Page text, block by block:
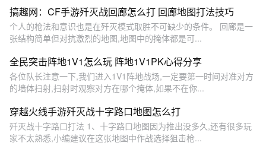
搞趣网：CF手游歼灭战回廊怎么打 回廊地图打法技巧
个人的枪法和意识也是在歼灭模式取胜不可缺少的条件。 回廊是一
张结构简单但对抗激烈的地图,地图中的掩体都是可...
全民突击阵地1V1怎么玩 阵地1V1PK心得分享
各位队长注意一下,我们进入1V1阵地战场,一定要第一时间对准对方
的墙体扫射,扫射时观察对方在哪个掩体,如果不在你...
穿越火线手游歼灭战十字路口地图怎么打
歼灭战十字路口打法 1、十字路口地图因为推出没多久,还有很多玩
家不太熟悉,小编建议在这张地图中作战选择狙击枪...